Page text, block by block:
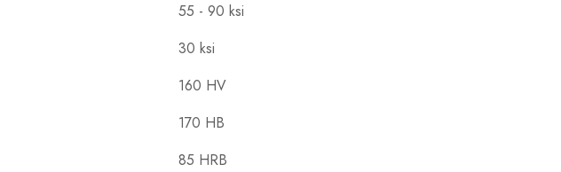
55 - 90 ksi
30 ksi
160 HV
170 HB
85 HRB